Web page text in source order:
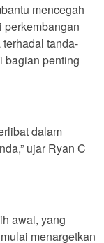
mencegah
perkembangan
tanda-
bagian penting
dalam
ujar Ryan C
awal, yang
menargetkan